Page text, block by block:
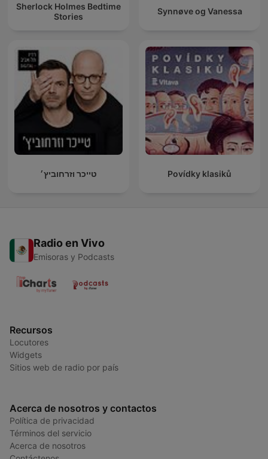
Sherlock Holmes Bedtime
Stories
Synnøve og Vanessa
טייכר וזרחוביץ׳ Povídky klasiků
Radio en Vivo
Emisoras y Podcasts
Recursos
Locutores
Widgets
Sitios web de radio por país
Acerca de nosotros y contactos
Política de privacidad
Términos del servicio
Acerca de nosotros